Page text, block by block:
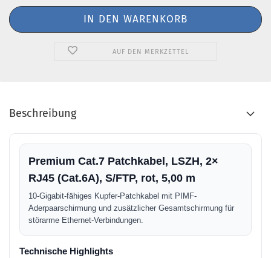
AUF DEN MERKZETTEL
Beschreibung
Premium Cat.7 Patchkabel, LSZH, 2×
RJ45 (Cat.6A), S/FTP, rot, 5,00 m
10-Gigabit-fähiges Kupfer-Patchkabel mit PIMF-
Aderpaarschirmung und zusätzlicher Gesamtschirmung für
störarme Ethernet-Verbindungen.
Technische Highlights